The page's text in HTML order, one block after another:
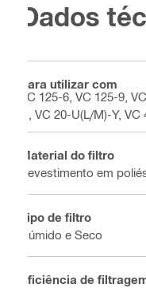
Dados
Para utilizar com
VC 125-6, VC 125-9,
U, VC 20-U(L/M)-Y, VC
Material do filtro
Revestimento em
Tipo de filtro
Húmido e Seco
Eficiência de